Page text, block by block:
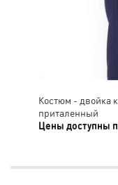
Костюм - двойка
приталенный
Цены доступны